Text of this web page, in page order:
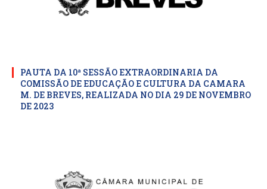
PAUTA DA 10ª SESSÃO EXTRAORDINARIA DA
COMISSÃO DE EDUCAÇÃO E CULTURA DA CAMARA
M. DE BREVES, REALIZADA NO DIA 29 DE NOVEMBRO
DE 2023